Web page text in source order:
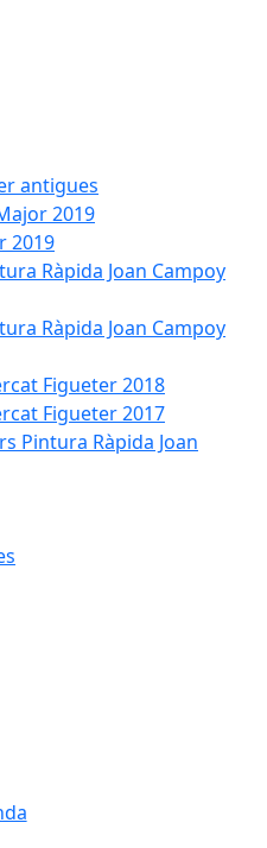
antigues
2019
2019
Ràpida Joan Campoy
Ràpida Joan Campoy
Figueter 2018
Figueter 2017
Pintura Ràpida Joan